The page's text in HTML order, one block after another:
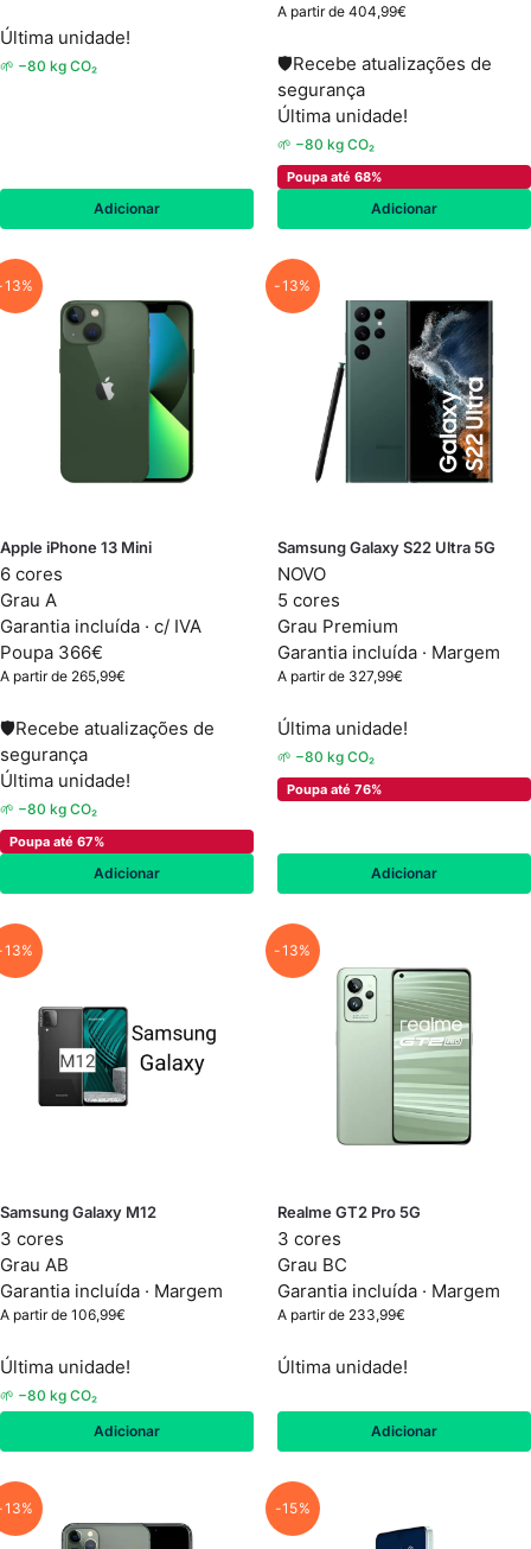
Última unidade!
🌱 −80 kg CO₂
Adicionar
A partir de 404,99€
🛡Recebe atualizações de
segurança
Última unidade!
🌱 −80 kg CO₂
Poupa até 68%
Adicionar
Apple iPhone 13 Mini
6 cores
Grau A
Garantia incluída · c/ IVA
Poupa 366€
A partir de 265,99€
🛡Recebe atualizações de
segurança
Última unidade!
🌱 −80 kg CO₂
Poupa até 67%
Adicionar
-13%
Samsung Galaxy S22 Ultra 5G
NOVO
5 cores
Grau Premium
Garantia incluída · Margem
A partir de 327,99€
Última unidade!
🌱 −80 kg CO₂
Poupa até 76%
Adicionar
Samsung Galaxy M12
3 cores
Grau AB
Garantia incluída · Margem
A partir de 106,99€
Última unidade!
🌱 −80 kg CO₂
Adicionar
-13%
Realme GT2 Pro 5G
3 cores
Grau BC
Garantia incluída · Margem
A partir de 233,99€
Última unidade!
Adicionar
-15%